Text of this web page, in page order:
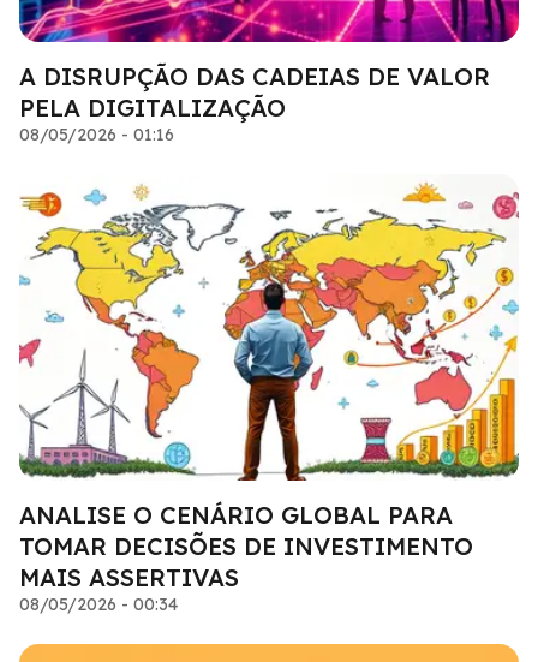
A DISRUPÇÃO DAS CADEIAS DE VALOR
PELA DIGITALIZAÇÃO
08/05/2026 - 01:16
ANALISE O CENÁRIO GLOBAL PARA
TOMAR DECISÕES DE INVESTIMENTO
MAIS ASSERTIVAS
08/05/2026 - 00:34